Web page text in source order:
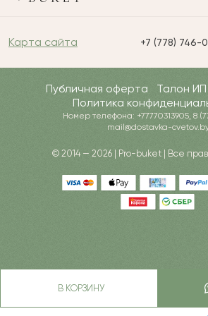
В КОРЗИНУ
Карта сайта +7 (778) 746-
Публичная оферта Талон ИП
Политика
Номер телефона: +77770313905, 8
mail@dostavka-
© 2014 — 2026 | Pro-buket | Все